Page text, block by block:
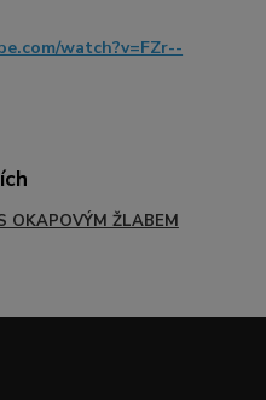
watch?v=FZr--
OKAPOVÝM ŽLABEM